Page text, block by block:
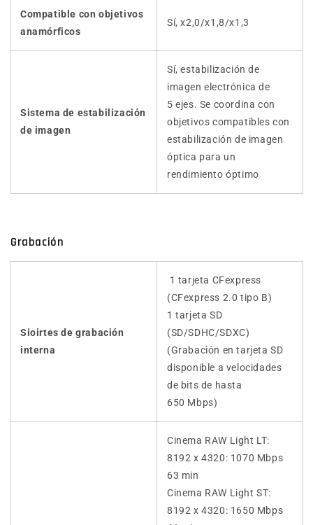
Compatible con objetivos
anamórficos
Sí, x2,0/x1,8/x1,3
Sistema de estabilización
de imagen
Sí, estabilización de
imagen electrónica de
5 ejes. Se coordina con
objetivos compatibles con
estabilización de imagen
óptica para un
rendimiento óptimo
Grabación
Sioirtes de grabación
interna
1 tarjeta CFexpress
(CFexpress 2.0 tipo B)
1 tarjeta SD
(SD/SDHC/SDXC)
(Grabación en tarjeta SD
disponible a velocidades
de bits de hasta
650 Mbps)
Cinema RAW Light LT:
8192 x 4320: 1070 Mbps
63 min
Cinema RAW Light ST:
8192 x 4320: 1650 Mbps